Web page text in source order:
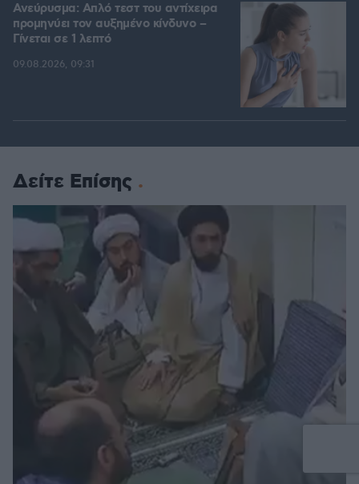
Ανεύρυσμα: Απλό τεστ του αντίχειρα
προμηνύει τον αυξημένο κίνδυνο –
Γίνεται σε 1 λεπτό
09.08.2026, 09:31
Δείτε Επίσης